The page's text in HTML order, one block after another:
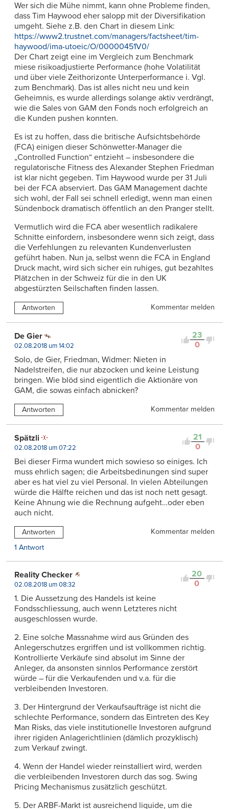
Wer sich die Mühe nimmt, kann ohne Probleme finden,
dass Tim Haywood eher salopp mit der Diversifikation
umgeht. Siehe z.B. den Chart in diesem Link:
https://www2.trustnet.com/managers/factsheet/tim-
haywood/ima-utoeic/O/00000451V0/
Der Chart zeigt eine im Vergleich zum Benchmark
miese risikoadjustierte Performance (hohe Volatilität
und über viele Zeithorizonte Unterperformance i. Vgl.
zum Benchmark). Das ist alles nicht neu und kein
Geheimnis, es wurde allerdings solange aktiv verdrängt,
wie die Sales von GAM den Fonds noch erfolgreich an
die Kunden pushen konnten.
Es ist zu hoffen, dass die britische Aufsichtsbehörde
(FCA) einigen dieser Schönwetter-Manager die
„Controlled Function“ entzieht – insbesondere die
regulatorische Fitness des Alexander Stephen Friedman
ist klar nicht gegeben. Tim Haywood wurde per 31 Juli
bei der FCA abserviert. Das GAM Management dachte
sich wohl, der Fall sei schnell erledigt, wenn man einen
Sündenbock dramatisch öffentlich an den Pranger stellt.
Vermutlich wird die FCA aber wesentlich radikalere
Schnitte einfordern, insbesondere wenn sich zeigt, dass
die Verfehlungen zu relevanten Kundenverlusten
geführt haben. Nun ja, selbst wenn die FCA in England
Druck macht, wird sich sicher ein ruhiges, gut bezahltes
Plätzchen in der Schweiz für die in den UK
abgestürzten Seilschaften finden lassen.
Antworten Kommentar melden
23
0
De Gier
02.08.2018 um 14:02
Solo, de Gier, Friedman, Widmer: Nieten in
Nadelstreifen, die nur abzocken und keine Leistung
bringen. Wie blöd sind eigentlich die Aktionäre von
GAM, die sowas einfach abnicken?
Antworten Kommentar melden
21
0
Spätzli
02.08.2018 um 07:22
Bei dieser Firma wundert mich sowieso so einiges. Ich
muss ehrlich sagen; die Arbeitsbedinungen sind super
aber es hat viel zu viel Personal. In vielen Abteilungen
würde die Hälfte reichen und das ist noch nett gesagt.
Keine Ahnung wie die Rechnung aufgeht…oder eben
auch nicht.
Antworten
Kommentar melden
1 Antwort
20
0
Reality Checker
02.08.2018 um 08:32
1. Die Aussetzung des Handels ist keine
Fondsschliessung, auch wenn Letzteres nicht
ausgeschlossen wurde.
2. Eine solche Massnahme wird aus Gründen des
Anlegerschutzes ergriffen und ist vollkommen richtig.
Kontrollierte Verkäufe sind absolut im Sinne der
Anleger, da ansonsten sinnlos Performance zerstört
würde – für die Verkaufenden und v.a. für die
verbleibenden Investoren.
3. Der Hintergrund der Verkaufsaufträge ist nicht die
schlechte Performance, sondern das Eintreten des Key
Man Risks, das viele institutionelle Investoren aufgrund
ihrer rigiden Anlagerichtlinien (dämlich prozyklisch)
zum Verkauf zwingt.
4. Wenn der Handel wieder reinstalliert wird, werden
die verbleibenden Investoren durch das sog. Swing
Pricing Mechanismus zusätzlich geschützt.
5. Der ARBF-Markt ist ausreichend liquide, um die